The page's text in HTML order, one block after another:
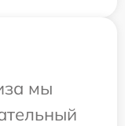
мы